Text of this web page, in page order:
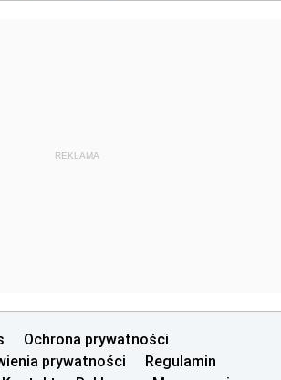
REKLAMA
Ochrona prywatności
prywatności
Regulamin